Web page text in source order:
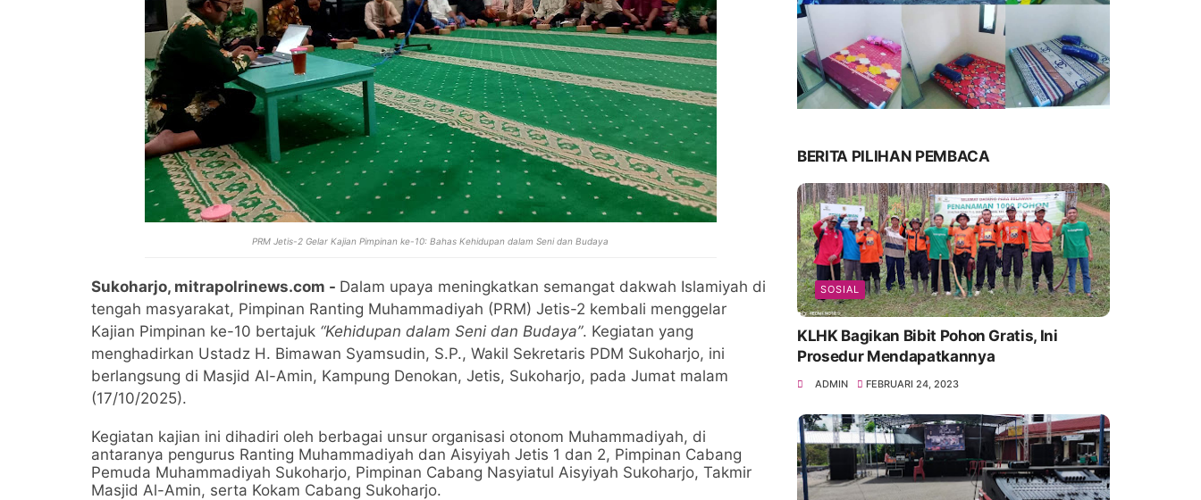
PRM Jetis-2 Gelar Kajian Pimpinan ke-10: Bahas Kehidupan dalam Seni dan Budaya
Sukoharjo, mitrapolrinews.com - Dalam upaya meningkatkan semangat dakwah Islamiyah di
tengah masyarakat, Pimpinan Ranting Muhammadiyah (PRM) Jetis-2 kembali menggelar
Kajian Pimpinan ke-10 bertajuk “Kehidupan dalam Seni dan Budaya”. Kegiatan yang
menghadirkan Ustadz H. Bimawan Syamsudin, S.P., Wakil Sekretaris PDM Sukoharjo, ini
berlangsung di Masjid Al-Amin, Kampung Denokan, Jetis, Sukoharjo, pada Jumat malam
(17/10/2025).
Kegiatan kajian ini dihadiri oleh berbagai unsur organisasi otonom Muhammadiyah, di
antaranya pengurus Ranting Muhammadiyah dan Aisyiyah Jetis 1 dan 2, Pimpinan Cabang
Pemuda Muhammadiyah Sukoharjo, Pimpinan Cabang Nasyiatul Aisyiyah Sukoharjo, Takmir
Masjid Al-Amin, serta Kokam Cabang Sukoharjo.
BERITA PILIHAN PEMBACA
SOSIAL
KLHK Bagikan Bibit Pohon Gratis, Ini
Prosedur Mendapatkannya
ADMIN FEBRUARI 24, 2023